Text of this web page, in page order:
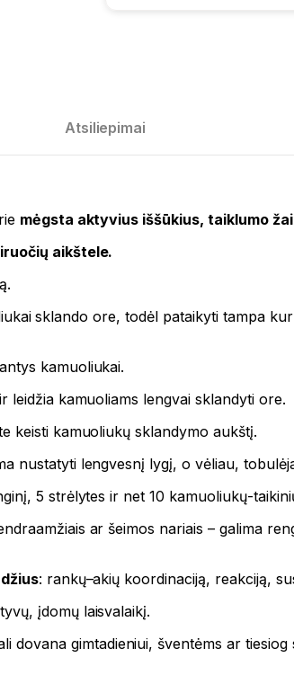
Atsiliepimai
mėgsta aktyvius iššūkius, taiklumo
aikštele.
sklando ore, todėl pataikyti tampa
kamuoliukai.
kamuoliams lengvai sklandyti ore.
keisti kamuoliukų sklandymo aukštį.
nustatyti lengvesnį lygį, o vėliau,
5 strėlytes ir net 10 kamuoliukų-
ar šeimos nariais – galima
: rankų–akių koordinaciją, reakciją,
įdomų laisvalaikį.
dovana gimtadieniui, šventėms ar